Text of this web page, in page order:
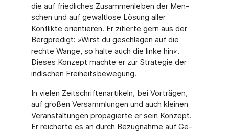
die auf friedliches Zusammenleben der Men­
schen und auf gewaltlose Lösung aller
Konflikte orientieren. Er zitierte gern aus der
Berg­predigt: »Wirst du geschlagen auf die
rechte Wange, so halte auch die linke hin«.
Dieses Konzept machte er zur Strategie der
indischen Freiheitsbewegung.
In vielen Zeitschriftenartikeln, bei Vorträgen,
auf großen Versammlungen und auch kleinen
Veranstaltungen propagierte er sein Konzept.
Er reicherte es an durch Bezugnahme auf Ge­